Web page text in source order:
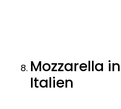
Mozzarella
Italien